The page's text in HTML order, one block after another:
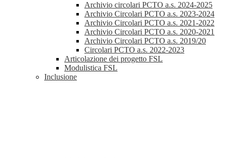
Archivio circolari PCTO a.s. 2024-2025
Archivio Circolari PCTO a.s. 2023-2024
Archivio Circolari PCTO a.s. 2021-2022
Archivio Circolari PCTO a.s. 2020-2021
Archivio Circolari PCTO a.s. 2019/20
Circolari PCTO a.s. 2022-2023
Articolazione dei progetto FSL
Modulistica FSL
Inclusione